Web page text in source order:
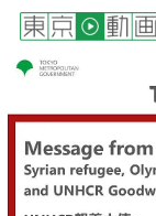
Play